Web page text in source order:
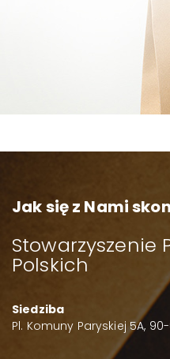
Jak się z Nami
Stowarzyszenie
Polskich
Siedziba
Pl. Komuny Paryskiej 5A,